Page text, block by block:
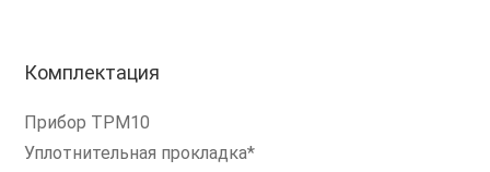
Комплектация
Прибор ТРМ10
Уплотнительная прокладка*